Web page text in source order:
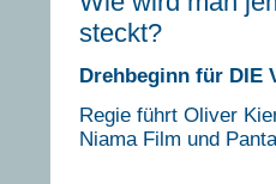
steckt?
Drehbeginn für DIE
Regie führt Oliver
Niama Film und